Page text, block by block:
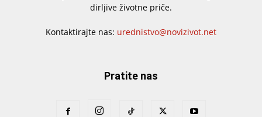
dirljive životne priče.
Kontaktirajte nas: urednistvo@novizivot.net
Pratite nas